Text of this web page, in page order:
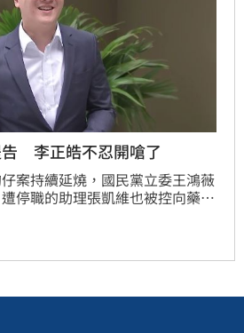
李正皓不忍開嗆了
案持續延燒，國民黨立委王鴻薇
停職的助理張凱維也被控向藥商
檢告發王鴻薇、張凱維涉犯貪污
北檢遞狀提告。對此，政論主持
作孽有可活，自作孽不可活。」